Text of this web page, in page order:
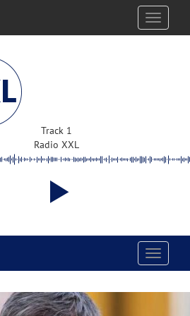
Toggle
Track 1
Radio XXL
Toggle